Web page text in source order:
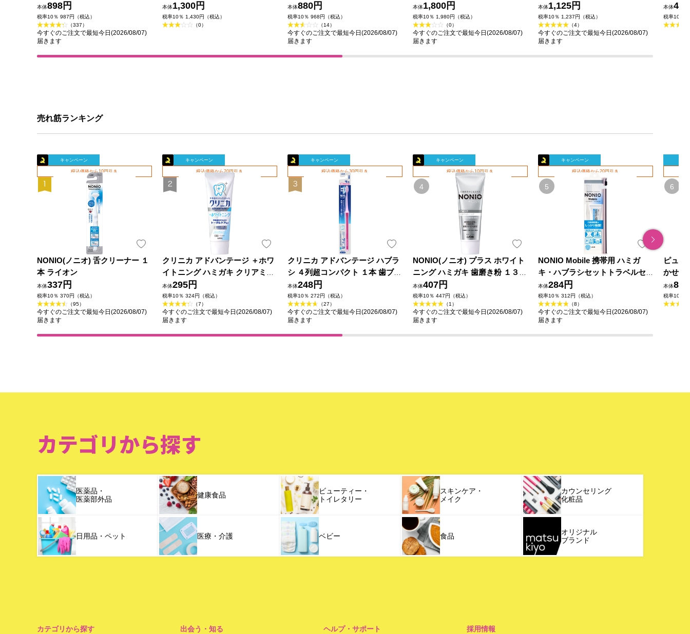
花王
本体898円
税率10％ 987円（税込）
（337）
今すぐのご注文で最短今日(2026/08/07)
届きます
薬部外品)
本体1,300円
税率10％ 1,430円（税込）
（0）
本体880円
税率10％ 968円（税込）
（14）
今すぐのご注文で最短今日(2026/08/07)
届きます
本体1,800円
税率10％ 1,980円（税込）
（0）
今すぐのご注文で最短今日(2026/08/07)
届きます
本体1,125円
税率10％ 1,237円（税込）
（4）
今すぐのご注文で最短今日(2026/08/07)
届きます
本体
税率10％
売れ筋ランキング
キャンペーン
税込価格から10円引き
NONIO(ノニオ) 舌クリーナー １
本 ライオン
本体337円
税率10％ 370円（税込）
（95）
今すぐのご注文で最短今日(2026/08/07)
届きます
キャンペーン
税込価格から20円引き
クリニカ アドバンテージ ＋ホワ
イトニング ハミガキ クリアミン
ト 歯磨き粉 １３０ｇ ライオン
(医薬部外品)
本体295円
税率10％ 324円（税込）
（7）
今すぐのご注文で最短今日(2026/08/07)
届きます
キャンペーン
税込価格から30円引き
クリニカ アドバンテージ ハブラ
シ ４列超コンパクト １本 歯ブラ
シ ふつう ライオン
本体248円
税率10％ 272円（税込）
（27）
今すぐのご注文で最短今日(2026/08/07)
届きます
キャンペーン
税込価格から10円引き
NONIO(ノニオ) プラス ホワイト
ニング ハミガキ 歯磨き粉 １３０
ｇ ライオン (医薬部外品)
本体407円
税率10％ 447円（税込）
（1）
今すぐのご注文で最短今日(2026/08/07)
届きます
キャンペーン
税込価格から20円引き
NONIO Mobile 携帯用 ハミガ
キ・ハブラシセットトラベルセ
ット １本＋３０ｇ ライオン (医
薬部外品)
本体284円
税率10％ 312円（税込）
（8）
今すぐのご注文で最短今日(2026/08/07)
届きます
ピュ
かせる
外品)
本体
税率10％
カテゴリから探す
医薬品・
医薬部外品
健康食品
ビューティー・
トイレタリー
スキンケア・
メイク
カウンセリング
化粧品
日用品・ペット 医療・介護 ベビー 食品
オリジナル
ブランド
カテゴリから探す 出会う・知る ヘルプ・サポート 採用情報